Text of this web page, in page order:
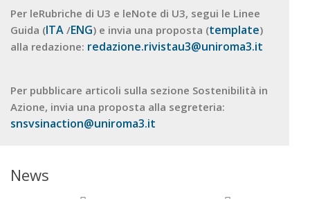
Per leRubriche di U3 e leNote di U3, segui le Linee
Guida (ITA /ENG) e invia una proposta (template)
alla redazione: redazione.rivistau3@uniroma3.it
Per pubblicare articoli sulla sezione Sostenibilità in
Azione, invia una proposta alla segreteria:
snsvsinaction@uniroma3.it
News